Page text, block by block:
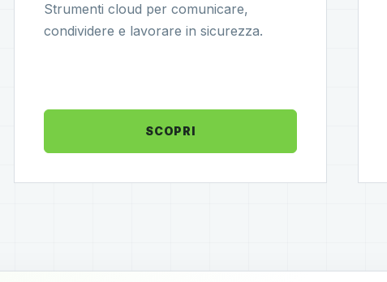
Strumenti cloud per comunicare,
condividere e lavorare in sicurezza.
SCOPRI